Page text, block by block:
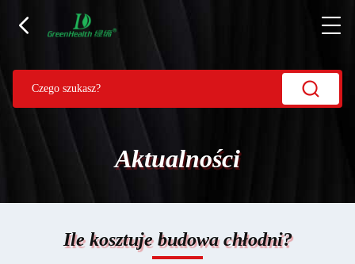
Aktualności
Ile kosztuje budowa chłodni?